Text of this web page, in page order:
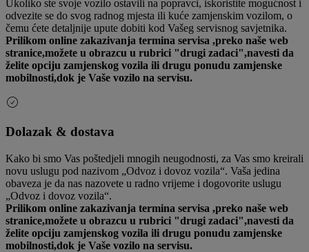
Ukoliko ste svoje vozilo ostavili na popravci, iskoristite mogućnost i
odvezite se do svog radnog mjesta ili kuće zamjenskim vozilom, o
čemu ćete detaljnije upute dobiti kod Vašeg servisnog savjetnika.
Prilikom online zakazivanja termina servisa ,preko naše web
stranice,možete u obrazcu u rubrici "drugi zadaci",navesti da
želite opciju zamjenskog vozila ili drugu ponudu zamjenske
mobilnosti,dok je Vaše vozilo na servisu.
Dolazak & dostava
Kako bi smo Vas poštedjeli mnogih neugodnosti, za Vas smo kreirali
novu uslugu pod nazivom „Odvoz i dovoz vozila“. Vaša jedina
obaveza je da nas nazovete u radno vrijeme i dogovorite uslugu
„Odvoz i dovoz vozila“.
Prilikom online zakazivanja termina servisa ,preko naše web
stranice,možete u obrazcu u rubrici "drugi zadaci",navesti da
želite opciju zamjenskog vozila ili drugu ponudu zamjenske
mobilnosti,dok je Vaše vozilo na servisu.